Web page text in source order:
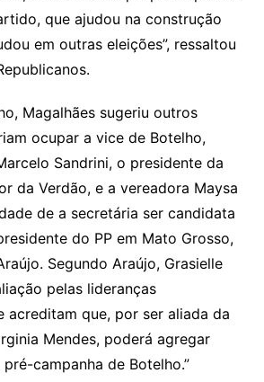
que ajudou na construção
em outras eleições”, ressaltou
Magalhães sugeriu outros
ocupar a vice de Botelho,
Sandrini, o presidente da
da Verdão, e a vereadora Maysa
de a secretária ser candidata
do PP em Mato Grosso,
Segundo Araújo, Grasielle
pelas lideranças
acreditam que, por ser aliada da
Mendes, poderá agregar
campanha de Botelho.”